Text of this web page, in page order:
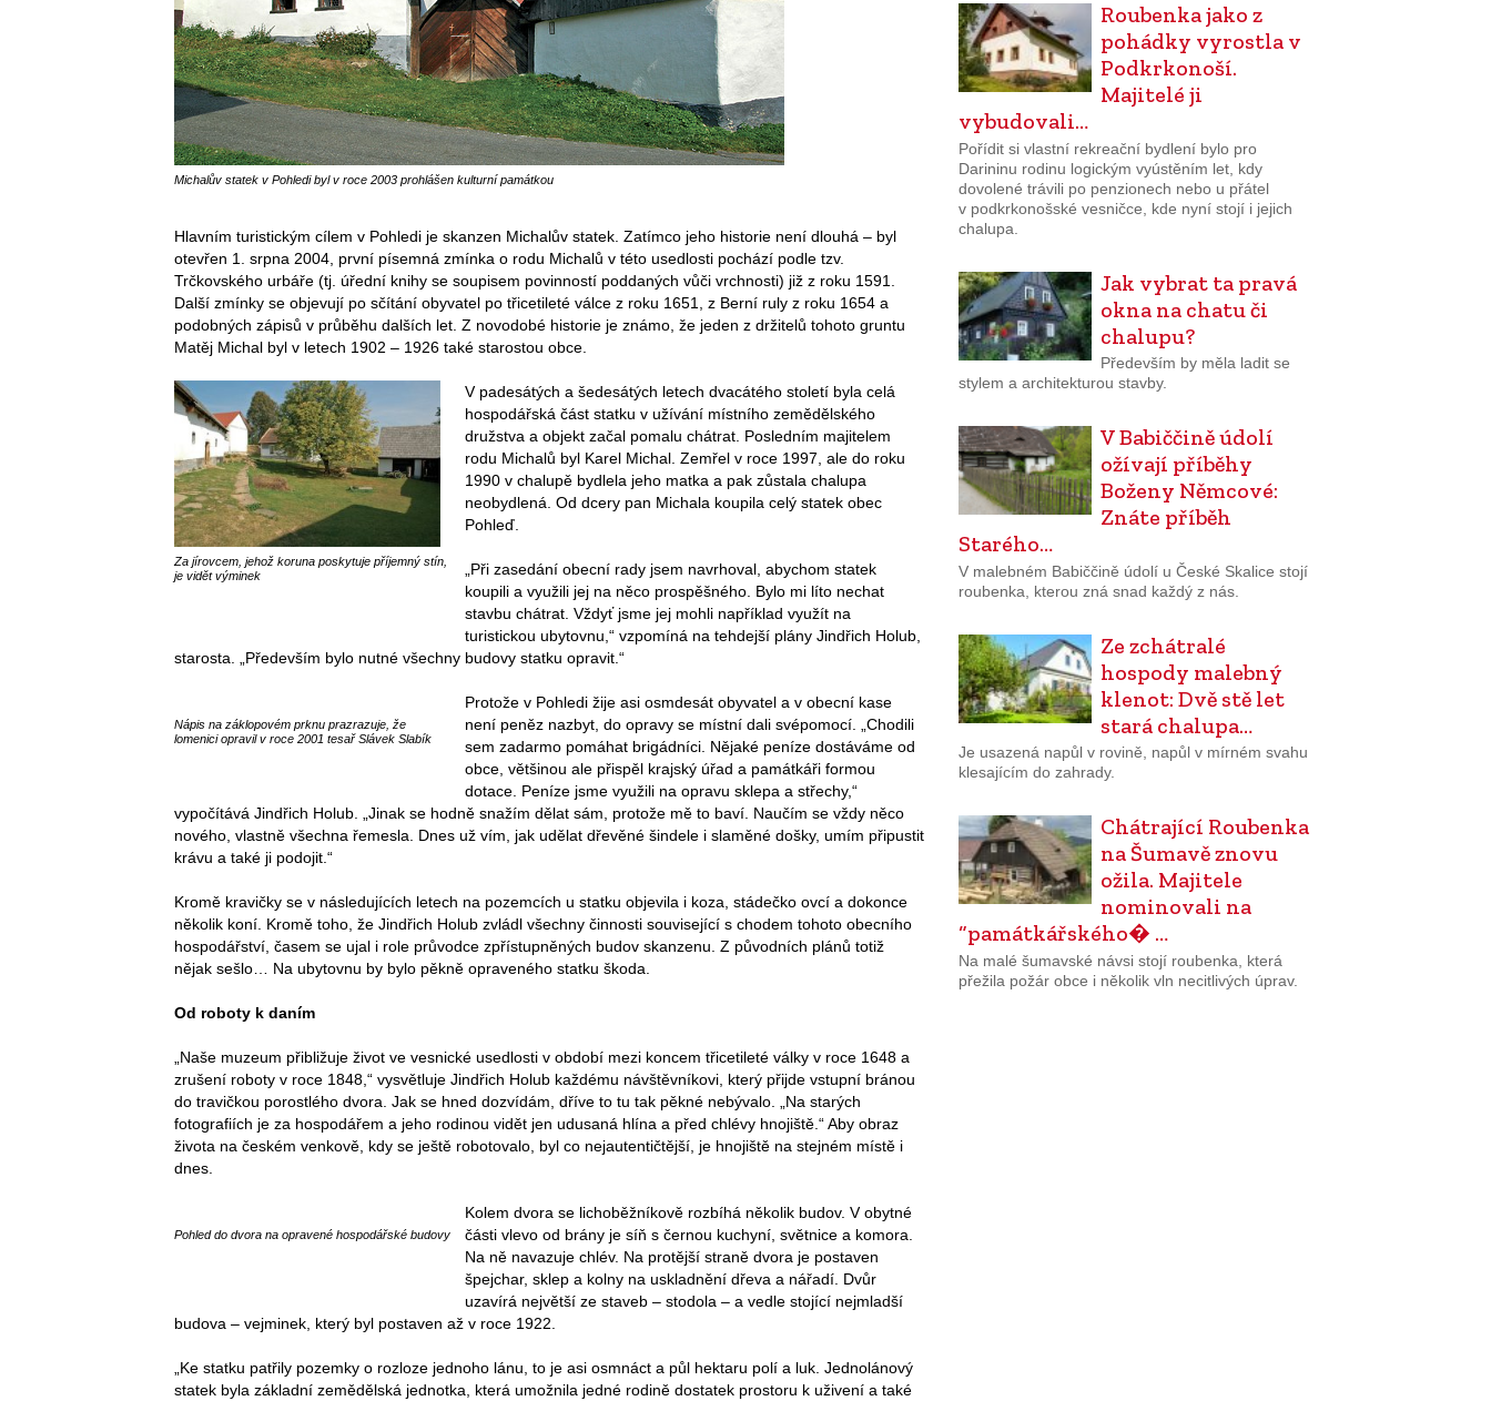
Michalův statek v Pohledi byl v roce 2003 prohlášen kulturní památkou
Hlavním turistickým cílem v Pohledi je skanzen Michalův statek. Zatímco jeho historie není dlouhá – byl
otevřen 1. srpna 2004, první písemná zmínka o rodu Michalů v této usedlosti pochází podle tzv.
Trčkovského urbáře (tj. úřední knihy se soupisem povinností poddaných vůči vrchnosti) již z roku 1591.
Další zmínky se objevují po sčítání obyvatel po třicetileté válce z roku 1651, z Berní ruly z roku 1654 a
podobných zápisů v průběhu dalších let. Z novodobé historie je známo, že jeden z držitelů tohoto gruntu
Matěj Michal byl v letech 1902 – 1926 také starostou obce.
Za jírovcem, jehož koruna poskytuje příjemný stín,
je vidět výminek
V padesátých a šedesátých letech dvacátého století byla celá
hospodářská část statku v užívání místního zemědělského
družstva a objekt začal pomalu chátrat. Posledním majitelem
rodu Michalů byl Karel Michal. Zemřel v roce 1997, ale do roku
1990 v chalupě bydlela jeho matka a pak zůstala chalupa
neobydlená. Od dcery pan Michala koupila celý statek obec
Pohleď.
„Při zasedání obecní rady jsem navrhoval, abychom statek
koupili a využili jej na něco prospěšného. Bylo mi líto nechat
stavbu chátrat. Vždyť jsme jej mohli například využít na
turistickou ubytovnu,“ vzpomíná na tehdejší plány Jindřich Holub,
starosta. „Především bylo nutné všechny budovy statku opravit.“
Nápis na záklopovém prknu prazrazuje, že
lomenici opravil v roce 2001 tesař Slávek Slabík
Protože v Pohledi žije asi osmdesát obyvatel a v obecní kase
není peněz nazbyt, do opravy se místní dali svépomocí. „Chodili
sem zadarmo pomáhat brigádníci. Nějaké peníze dostáváme od
obce, většinou ale přispěl krajský úřad a památkáři formou
dotace. Peníze jsme využili na opravu sklepa a střechy,“
vypočítává Jindřich Holub. „Jinak se hodně snažím dělat sám, protože mě to baví. Naučím se vždy něco
nového, vlastně všechna řemesla. Dnes už vím, jak udělat dřevěné šindele i slaměné došky, umím připustit
krávu a také ji podojit.“
Kromě kravičky se v následujících letech na pozemcích u statku objevila i koza, stádečko ovcí a dokonce
několik koní. Kromě toho, že Jindřich Holub zvládl všechny činnosti související s chodem tohoto obecního
hospodářství, časem se ujal i role průvodce zpřístupněných budov skanzenu. Z původních plánů totiž
nějak sešlo… Na ubytovnu by bylo pěkně opraveného statku škoda.
Od roboty k daním
„Naše muzeum přibližuje život ve vesnické usedlosti v období mezi koncem třicetileté války v roce 1648 a
zrušení roboty v roce 1848,“ vysvětluje Jindřich Holub každému návštěvníkovi, který přijde vstupní bránou
do travičkou porostlého dvora. Jak se hned dozvídám, dříve to tu tak pěkné nebývalo. „Na starých
fotografiích je za hospodářem a jeho rodinou vidět jen udusaná hlína a před chlévy hnojiště.“ Aby obraz
života na českém venkově, kdy se ještě robotovalo, byl co nejautentičtější, je hnojiště na stejném místě i
dnes.
Pohled do dvora na opravené hospodářské budovy
Kolem dvora se lichoběžníkově rozbíhá několik budov. V obytné
části vlevo od brány je síň s černou kuchyní, světnice a komora.
Na ně navazuje chlév. Na protější straně dvora je postaven
špejchar, sklep a kolny na uskladnění dřeva a nářadí. Dvůr
uzavírá největší ze staveb – stodola – a vedle stojící nejmladší
budova – vejminek, který byl postaven až v roce 1922.
„Ke statku patřily pozemky o rozloze jednoho lánu, to je asi osmnáct a půl hektaru polí a luk. Jednolánový
statek byla základní zemědělská jednotka, která umožnila jedné rodině dostatek prostoru k uživení a také
Roubenka jako z
pohádky vyrostla v
Podkrkonoší.
Majitelé ji
vybudovali…
Pořídit si vlastní rekreační bydlení bylo pro
Darininu rodinu logickým vyústěním let, kdy
dovolené trávili po penzionech nebo u přátel
v podkrkonošské vesničce, kde nyní stojí i jejich
chalupa.
Jak vybrat ta pravá
okna na chatu či
chalupu?
Především by měla ladit se
stylem a architekturou stavby.
V Babiččině údolí
ožívají příběhy
Boženy Němcové:
Znáte příběh
Starého…
V malebném Babiččině údolí u České Skalice stojí
roubenka, kterou zná snad každý z nás.
Ze zchátralé
hospody malebný
klenot: Dvě stě let
stará chalupa…
Je usazená napůl v rovině, napůl v mírném svahu
klesajícím do zahrady.
Chátrající Roubenka
na Šumavě znovu
ožila. Majitele
nominovali na
“památkářského� …
Na malé šumavské návsi stojí roubenka, která
přežila požár obce i několik vln necitlivých úprav.